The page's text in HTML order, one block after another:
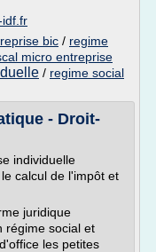
idf.fr
bic / regime
micro entreprise
/ regime social
- Droit-
individuelle
calcul de l'impôt et
juridique
régime social et
les petites